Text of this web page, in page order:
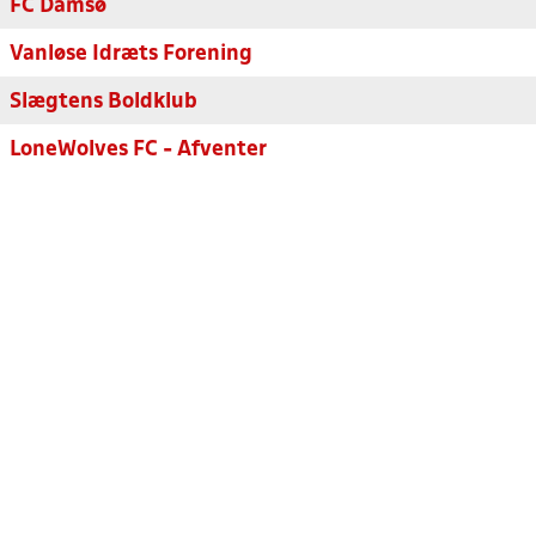
FC Damsø
Vanløse Idræts Forening
Slægtens Boldklub
LoneWolves FC - Afventer